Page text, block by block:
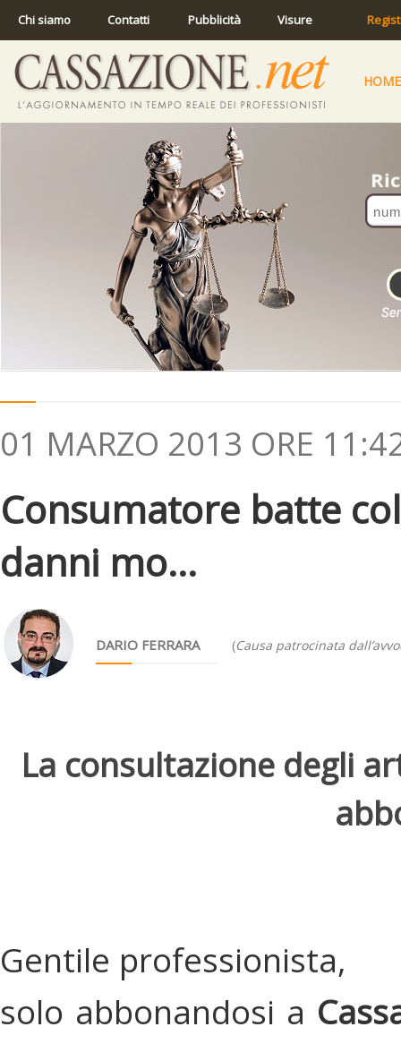
Chi siamo Contatti Pubblicità Visure
HOME
01 MARZO 2013 ORE
Consumatore batte
danni mo...
DARIO FERRARA (Causa patrocinata
La consultazione degli
Gentile professionista,
solo abbonandosi a